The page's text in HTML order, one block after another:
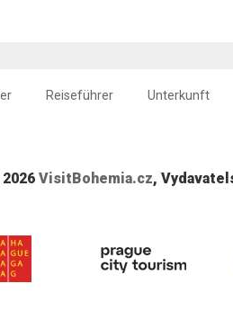
Reiseführer Unterkunft
VisitBohemia.cz,